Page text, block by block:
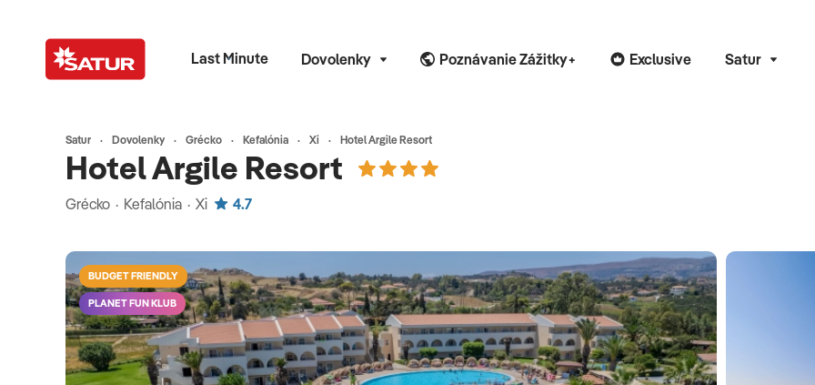
Last Minute Dovolenky Poznávanie Zážitky+ Exclusive Satur
Satur Dovolenky Grécko Kefalónia Xi Hotel Argile Resort
Hotel Argile Resort
Grécko · Kefalónia · Xi 4.7
BUDGET FRIENDLY
PLANET FUN KLUB